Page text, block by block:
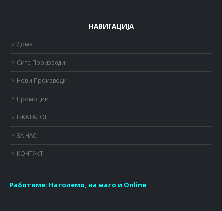
НАВИГАЦИЈА
Дома
Сите Производи
Нови Производи
Промоции
Е-КАТАЛОГ
ЗА НАС
КОНТАКТ
Работиме: На големо, на мало и Online